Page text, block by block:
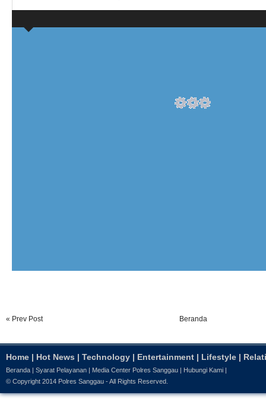
« Prev Post Beranda
Home | Hot News | Technology | Entertainment | Lifestyle |
Beranda Syarat Pelayanan Media Center Polres Sanggau Hubungi Kami
© Copyright 2014 Polres Sanggau - All Rights Reserved.